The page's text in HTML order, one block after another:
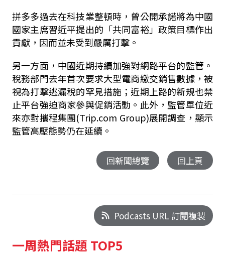
拼多多過去在科技業整頓時，曾公開承諾將為中國
國家主席習近平提出的「共同富裕」政策目標作出
貢獻，因而並未受到嚴厲打擊。
另一方面，中國近期持續加強對網路平台的監管。
稅務部門去年首次要求大型電商繳交銷售數據，被
視為打擊逃漏稅的罕見措施；近期上路的新規也禁
止平台強迫商家參與促銷活動。此外，監管單位近
來亦對攜程集團(Trip.com Group)展開調查，顯示
監管高壓態勢仍在延續。
回新聞總覽 回上頁
Podcasts URL 訂閱複製
一周熱門話題 TOP5